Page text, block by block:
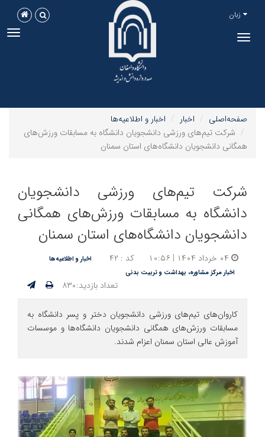
Toggle
زبان
صفحه‌اصلی اخبار
اخبار و اطلاعیه‌ها
شرکت تیم‌های ورزشی دانشجویان دانشگاه به مسابقات ورزش‌های
همگانی دانشجویان دانشگاه‌های استان سمنان
شرکت تیم‌های ورزشی دانشجویان
دانشگاه به مسابقات ورزش‌های همگانی
دانشجویان دانشگاه‌های استان سمنان
کد : ۴۲
اخبار و اطلاعیه‌ها
اخبار مرکز مشاوره، بهداشت و تربیت بدنی
تعداد بازدید:۸۳۰
کاروان‌های تیم‌های ورزشی دانشجویان دختر و پسر دانشگاه به
مسابقات ورزش‌های همگانی دانشجویان دانشگاه‌ها و موسسات
آموزش عالی استان سمنان اعزام شدند.